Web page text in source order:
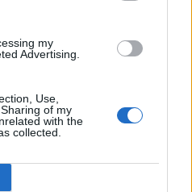
my
Advertising.
Use,
of my
with the
collected.
μου και
καρδιάς τον κόσμο
δεν ξεχνιέται.
μια επιτυχημένη
ιστορίας της».